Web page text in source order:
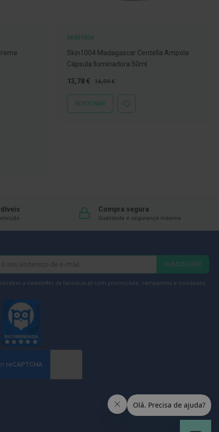
SKIN1004
Skin1004 Madagascar Centella Ampola
Cápsula Iluminadora 50ml
Preço
13,78 €
Preço
16,99 €
ADICIONAR
ADICIONAR
À
Compra segura
Qualidade e segurança máxima
SUBSCREVER
a newsletter da farmácia.pt com promoções, campanhas e novidades.